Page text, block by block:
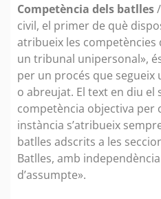
Competència dels batlles
civil, el primer de què
atribueix les competències
un tribunal unipersonal»,
per un procés que
o abreujat. El text en diu el
competència objectiva per
instància s’atribueix
batlles adscrits a les
Batlles, amb
d’assumpte».